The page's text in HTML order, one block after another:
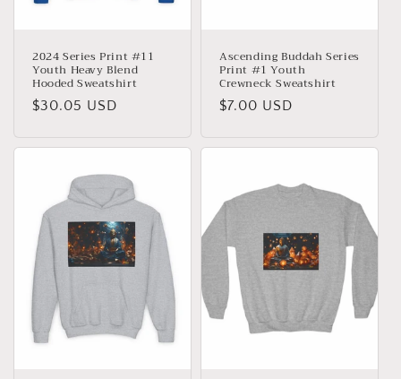
2024 Series Print #11
Youth Heavy Blend
Hooded Sweatshirt
Giá
thường
$30.05 USD
Ascending Buddah Series
Print #1 Youth
Crewneck Sweatshirt
Giá
thường
$7.00 USD